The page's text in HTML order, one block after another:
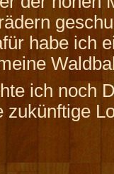
habe ich
ich noch
zukünftige